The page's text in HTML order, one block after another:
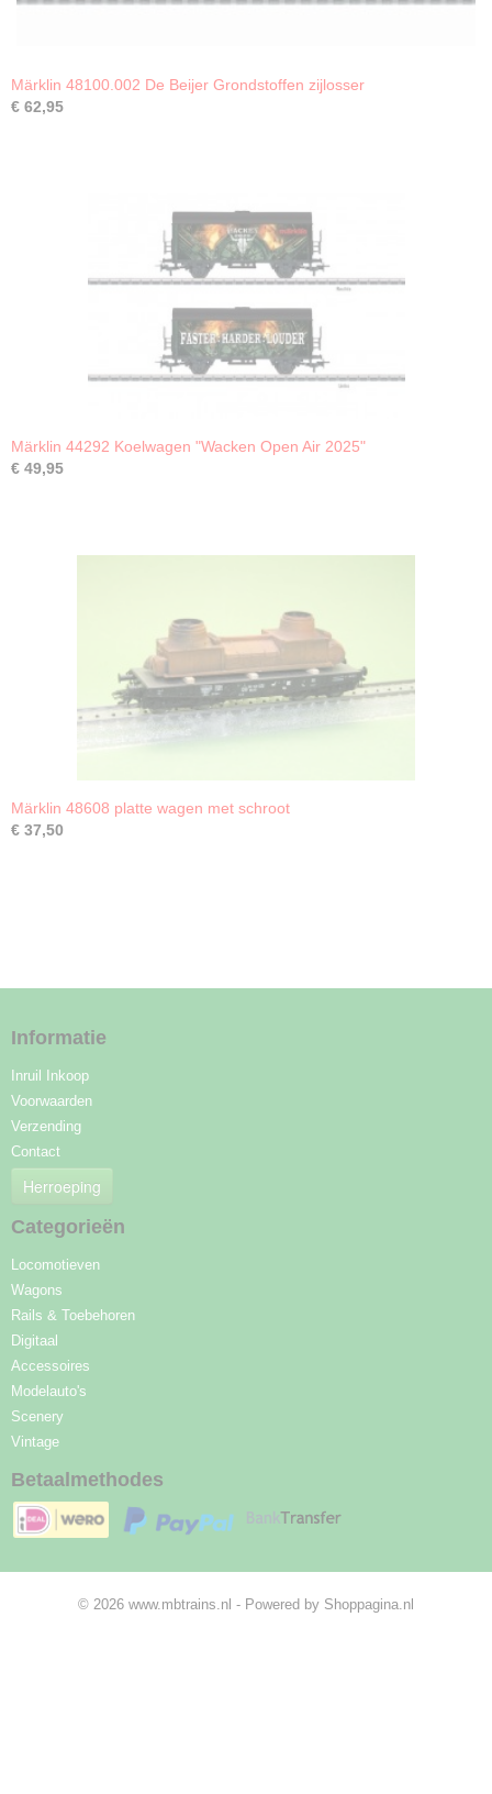
Märklin 48100.002 De Beijer Grondstoffen zijlosser
€ 62,95
Märklin 44292 Koelwagen "Wacken Open Air 2025"
€ 49,95
Märklin 48608 platte wagen met schroot
€ 37,50
Informatie
Inruil Inkoop
Voorwaarden
Verzending
Contact
Herroeping
Categorieën
Locomotieven
Wagons
Rails & Toebehoren
Digitaal
Accessoires
Modelauto's
Scenery
Vintage
Betaalmethodes
© 2026 www.mbtrains.nl - Powered by Shoppagina.nl